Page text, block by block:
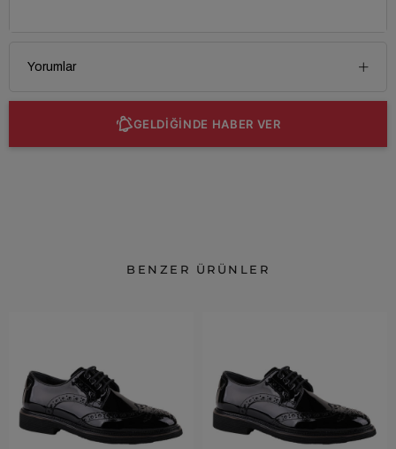
Yorumlar
GELDİĞİNDE HABER VER
BENZER ÜRÜNLER